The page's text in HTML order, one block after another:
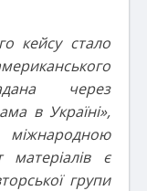
кейсу стало
через
в Україні»,
міжнародною
матеріалів є
групи